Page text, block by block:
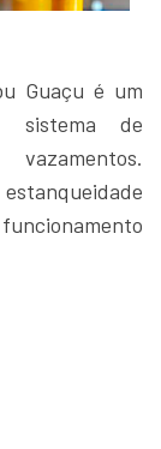
Guaçu é um
sistema de